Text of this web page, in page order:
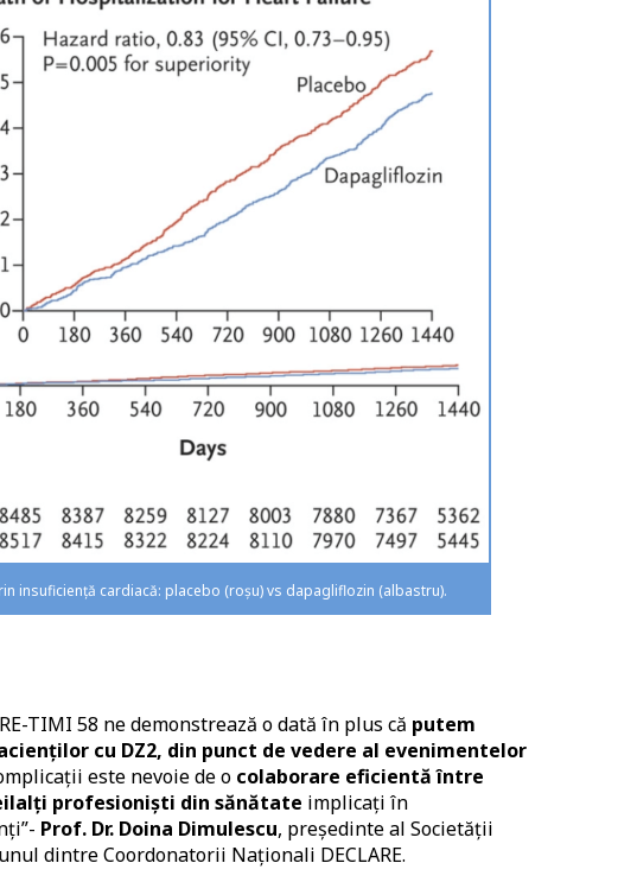
insuficiență cardiacă: placebo (roșu) vs dapagliflozin (albastru).
TIMI 58 ne demonstrează o dată în plus că putem
cu DZ2, din punct de vedere al evenimentelor
este nevoie de o colaborare eficientă între
profesioniști din sănătate implicați în
Prof. Dr. Doina Dimulescu, președinte al Societății
dintre Coordonatorii Naționali DECLARE.